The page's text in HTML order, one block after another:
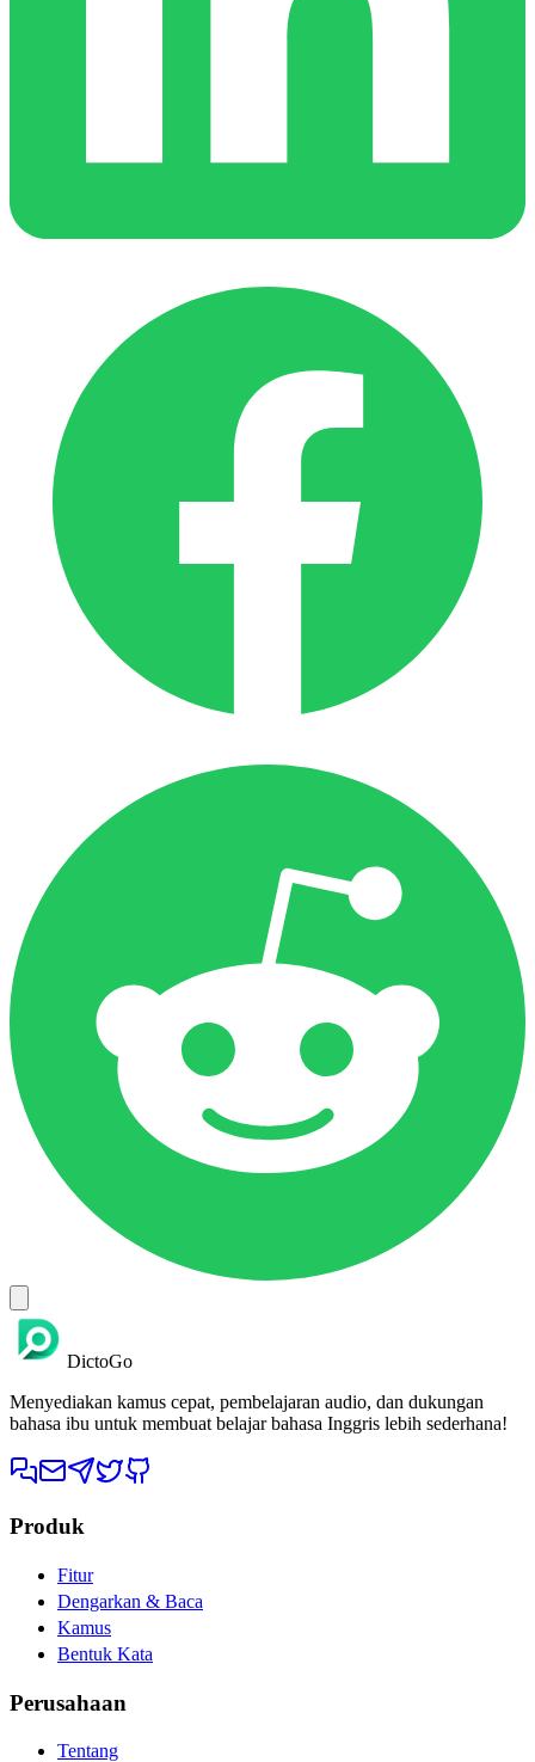
DictoGo
Menyediakan kamus cepat, pembelajaran audio, dan dukungan
bahasa ibu untuk membuat belajar bahasa Inggris lebih sederhana!
Produk
Fitur
Dengarkan & Baca
Kamus
Bentuk Kata
Perusahaan
Tentang